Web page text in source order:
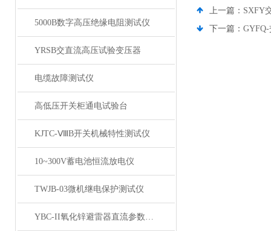
5000B数字高压绝缘电阻测试仪
YRSB交直流高压试验变压器
电缆故障测试仪
高低压开关柜通电试验台
KJTC-ⅧB开关机械特性测试仪
10~300V蓄电池恒流放电仪
TWJB-03微机继电保护测试仪
YBC-II氧化锌避雷器直流参数测试仪
上一篇： SXFY
下一篇：